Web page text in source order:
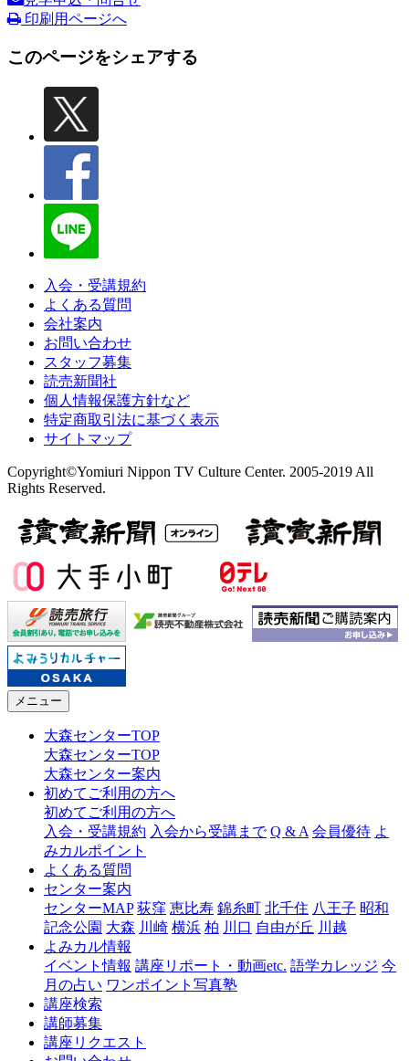
印刷用ページへ
このページをシェアする
入会・受講規約
よくある質問
会社案内
お問い合わせ
スタッフ募集
読売新聞社
個人情報保護方針など
特定商取引法に基づく表示
サイトマップ
Copyright©Yomiuri Nippon TV Culture Center. 2005-2019 All
Rights Reserved.
メニュー
大森センターTOP
大森センターTOP
大森センター案内
初めてご利用の方へ
初めてご利用の方へ
入会・受講規約 入会から受講まで Q & A 会員優待 よ
みカルポイント
よくある質問
センター案内
センターMAP 荻窪 恵比寿 錦糸町 北千住 八王子 昭和
記念公園 大森 川崎 横浜 柏 川口 自由が丘 川越
よみカル情報
イベント情報 講座リポート・動画etc. 語学カレッジ 今
月の占い ワンポイント写真塾
講座検索
講師募集
講座リクエスト